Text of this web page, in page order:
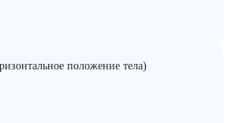
положение тела)